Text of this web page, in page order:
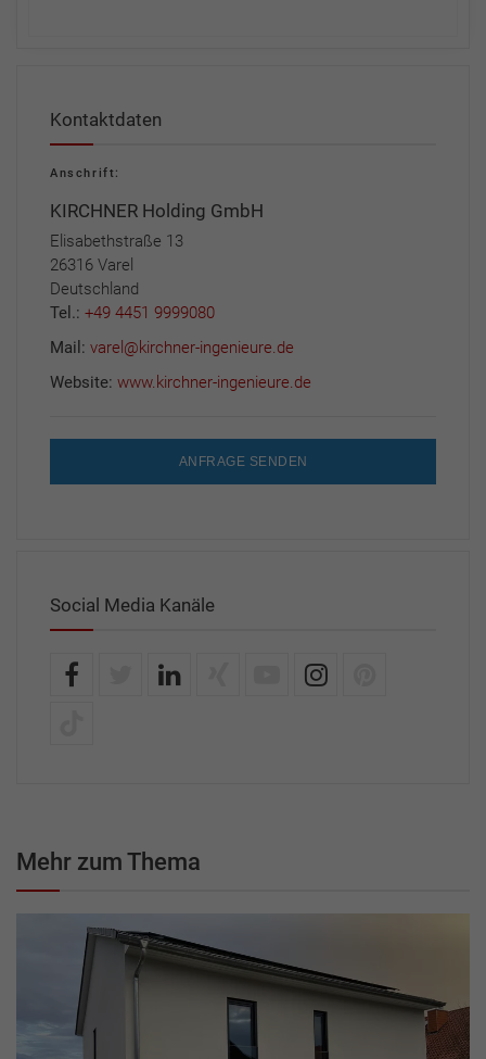
Kontaktdaten
Anschrift:
KIRCHNER Holding GmbH
Elisabethstraße 13
26316 Varel
Deutschland
Tel.: +49 4451 9999080
Mail: varel@kirchner-ingenieure.de
Website: www.kirchner-ingenieure.de
ANFRAGE SENDEN
Social Media Kanäle
Mehr zum Thema